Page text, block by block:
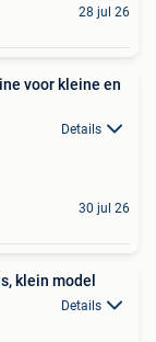
28 jul 26
voor kleine en
Details
30 jul 26
afkortzaag merk status, klein model
Details